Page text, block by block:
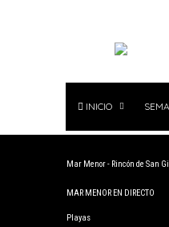
INICIO
Mar Menor - Rincón de San
MAR MENOR EN DIRECTO
Playas